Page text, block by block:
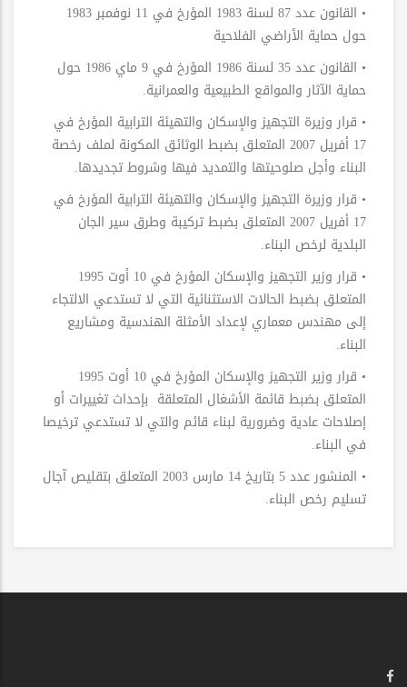
• القانون عدد 87 لسنة 1983 المؤرخ في 11 نوفمبر 1983
حول حماية الأراضي الفلاحية
• القانون عدد 35 لسنة 1986 المؤرخ في 9 ماي 1986 حول
حماية الآثار والمواقع الطبيعية والعمرانية.
• قرار وزيرة التجهيز والإسكان والتهيئة الترابية المؤرخ في
17 أفريل 2007 المتعلق بضبط الوثائق المكونة لملف رخصة
البناء وأجل صلوحيتها والتمديد فيها وشروط تجديدها.
• قرار وزيرة التجهيز والإسكان والتهيئة الترابية المؤرخ في
17 أفريل 2007 المتعلق بضبط تركيبة وطرق سير الجان
البلدية لرخص البناء.
• قرار وزير التجهيز والإسكان المؤرخ في 10 أوت 1995
المتعلق بضبط الحالات الاستثنائية التي لا تستدعي الالتجاء
إلى مهندس معماري لإعداد الأمثلة الهندسية ومشاريع
البناء.
• قرار وزير التجهيز والإسكان المؤرخ في 10 أوت 1995
المتعلق بضبط قائمة الأشغال المتعلقة بإحداث تغييرات أو
إصلاحات عادية وضرورية لبناء قائم والتي لا تستدعي ترخيصا
في البناء.
• المنشور عدد 5 بتاريخ 14 مارس 2003 المتعلق بتقليص آجال
تسليم رخص البناء.